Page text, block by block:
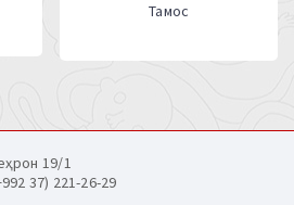
Тамос
19/1
37) 221-26-29